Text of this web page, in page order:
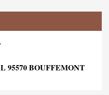
95570 BOUFFEMONT